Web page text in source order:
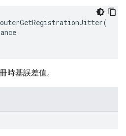
(
時基誤差值。